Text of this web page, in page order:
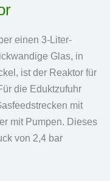
einen 3-Liter-
Glas, in
ist der Reaktor für
die Eduktzufuhr
mit
mit Pumpen. Dieses
von 2,4 bar